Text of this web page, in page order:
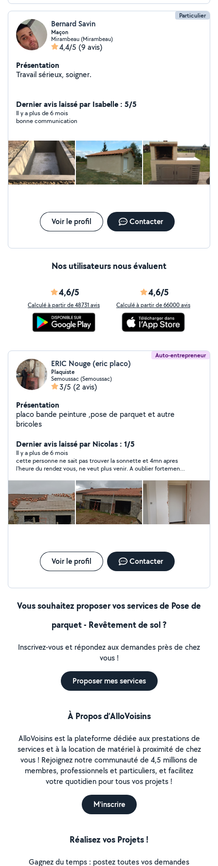
Particulier
Bernard Savin
Maçon
Mirambeau (Mirambeau)
4,4/5 (9 avis)
Présentation
Travail sérieux, soigner.
Dernier avis laissé par Isabelle : 5/5
Il y a plus de 6 mois
bonne communication
Voir le profil Contacter
Nos utilisateurs nous évaluent
4,6/5
Calculé à partir de 48731 avis
4,6/5
Calculé à partir de 66000 avis
Auto-entrepreneur
ERIC Nouge (eric placo)
Plaquiste
Semoussac (Semoussac)
3/5 (2 avis)
Présentation
placo bande peinture ,pose de parquet et autre
bricoles
Dernier avis laissé par Nicolas : 1/5
Il y a plus de 6 mois
cette personne ne sait pas trouver la sonnette et 4mn apres
l'heure du rendez vous, ne veut plus venir. A oublier fortement
Voir le profil Contacter
Vous souhaitez proposer vos services de Pose de
parquet - Revêtement de sol ?
Inscrivez-vous et répondez aux demandes près de chez
vous !
Proposer mes services
À Propos d’AlloVoisins
AlloVoisins est la plateforme dédiée aux prestations de
services et à la location de matériel à proximité de chez
vous ! Rejoignez notre communauté de 4,5 millions de
membres, professionnels et particuliers, et facilitez
votre quotidien pour tous vos projets !
M'inscrire
Réalisez vos Projets !
Gagnez du temps : postez toutes vos demandes